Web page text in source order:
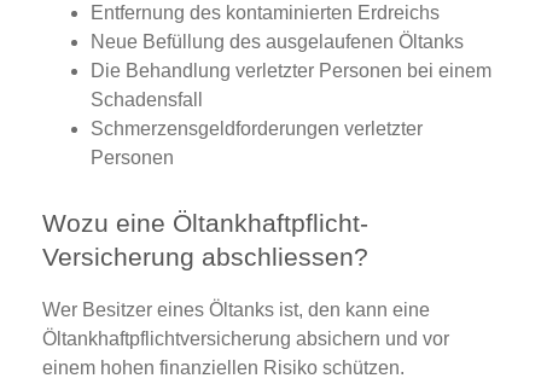
Entfernung des kontaminierten Erdreichs
Neue Befüllung des ausgelaufenen Öltanks
Die Behandlung verletzter Personen bei einem
Schadensfall
Schmerzensgeldforderungen verletzter
Personen
Wozu eine Öltankhaftpflicht-
Versicherung abschliessen?
Wer Besitzer eines Öltanks ist, den kann eine
Öltankhaftpflichtversicherung absichern und vor
einem hohen finanziellen Risiko schützen.